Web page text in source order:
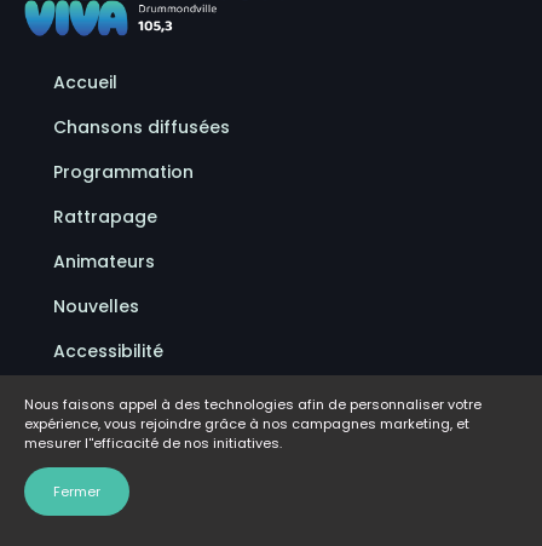
Accueil
Chansons diffusées
Programmation
Rattrapage
Animateurs
Nouvelles
Accessibilité
Politique de confidentialité
Conditions d'utilisation
FAQ
Nous faisons appel à des technologies afin de personnaliser votre
expérience, vous rejoindre grâce à nos campagnes marketing, et
mesurer l''efficacité de nos initiatives.
Fermer